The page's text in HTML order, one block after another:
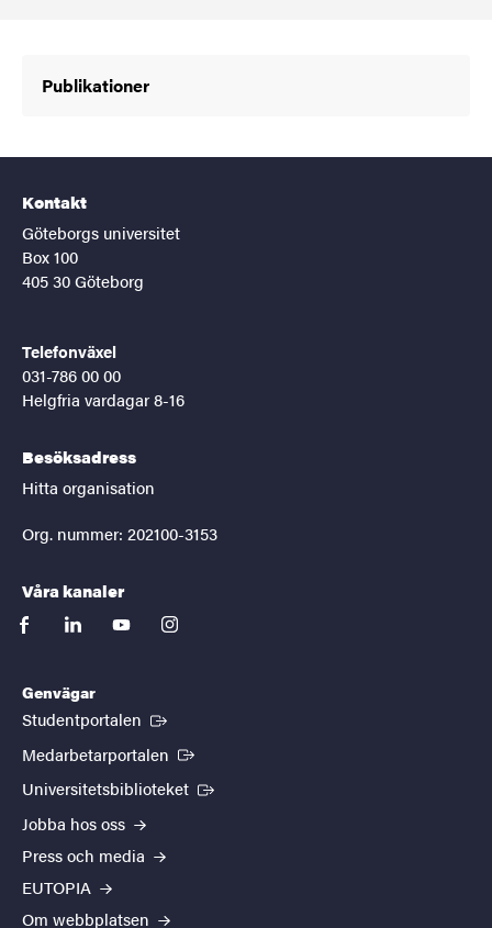
Publikationer
Kontakt
Göteborgs universitet
Box 100
405 30 Göteborg
Telefonväxel
031-786 00 00
Helgfria vardagar 8-16
Besöksadress
Hitta organisation
Org. nummer: 202100-3153
Våra kanaler
facebooklinkedinyoutubeinstagram
Genvägar
Studentportalen (Extern länk)
Medarbetarportalen (Extern länk)
Universitetsbiblioteket (Extern länk)
Jobba hos oss
Press och media
EUTOPIA
Om webbplatsen